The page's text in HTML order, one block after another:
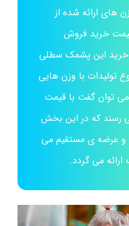
های ارائه شده از
قیمت خرید فروش
این پشمک سطلی
تولیدات با وزن هایی
توان گفت با قیمت
رسند که در این بخش
و عرضه ی مستقیم می
می گردد.